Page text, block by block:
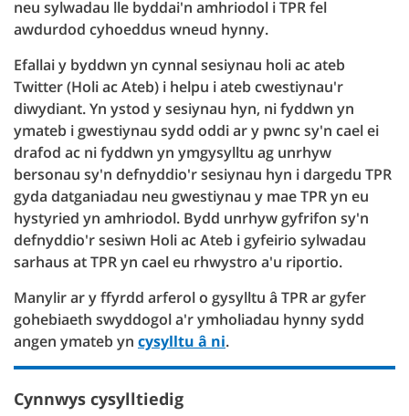
neu sylwadau lle byddai'n amhriodol i TPR fel
awdurdod cyhoeddus wneud hynny.
Efallai y byddwn yn cynnal sesiynau holi ac ateb
Twitter (Holi ac Ateb) i helpu i ateb cwestiynau'r
diwydiant. Yn ystod y sesiynau hyn, ni fyddwn yn
ymateb i gwestiynau sydd oddi ar y pwnc sy'n cael ei
drafod ac ni fyddwn yn ymgysylltu ag unrhyw
bersonau sy'n defnyddio'r sesiynau hyn i dargedu TPR
gyda datganiadau neu gwestiynau y mae TPR yn eu
hystyried yn amhriodol. Bydd unrhyw gyfrifon sy'n
defnyddio'r sesiwn Holi ac Ateb i gyfeirio sylwadau
sarhaus at TPR yn cael eu rhwystro a'u riportio.
Manylir ar y ffyrdd arferol o gysylltu â TPR ar gyfer
gohebiaeth swyddogol a'r ymholiadau hynny sydd
angen ymateb yn cysylltu â ni.
Cynnwys cysylltiedig